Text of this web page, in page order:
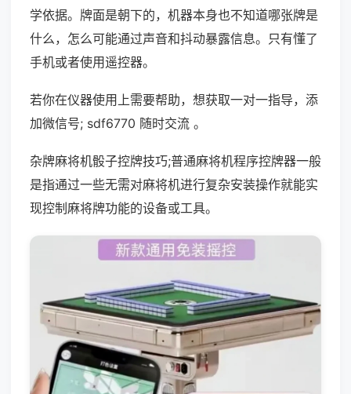
学依据。牌面是朝下的，机器本身也不知道哪张牌是
什么，怎么可能通过声音和抖动暴露信息。只有懂了
手机或者使用遥控器。
若你在仪器使用上需要帮助，想获取一对一指导，添
加微信号; sdf6770 随时交流 。
杂牌麻将机骰子控牌技巧;普通麻将机程序控牌器一般
是指通过一些无需对麻将机进行复杂安装操作就能实
现控制麻将牌功能的设备或工具。